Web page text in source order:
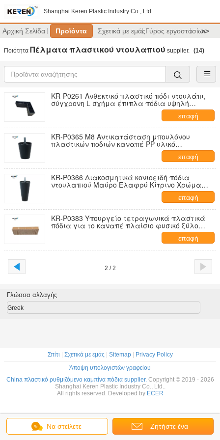
Shanghai Keren Plastic Industry Co., Ltd.
Αρχική Σελίδα Προϊόντα Σχετικά με εμάςΓύρος εργοστασίων
>>
Ποιότητα Πέλματα πλαστικού ντουλαπιού supplier. (14)
KR-P0261 Ανθεκτικό πλαστικό πόδι ντουλάπι,
σύγχρονη L σχήμα έπιπλα πόδια υψηλή
επαφή
KR-P0365 M8 Αντικατάσταση μπουλόνου
πλαστικών ποδιών καναπέ PP υλικό
επαφή
KR-P0366 Διακοσμητικά κονιοειδή πόδια
ντουλαπιού Μαύρο Ελαφρύ Κίτρινο Χρώμα
επαφή
KR-P0383 Υπουργείο τετραγωνικά πλαστικά
πόδια για το καναπέ πλαίσιο φυσικό ξύλο
επαφή
2 / 2
Να στείλετε Ζητήστε ένα
Γλώσσα αλλαγής
Greek
Σπίτι Σχετικά με εμάς Sitemap|
Privacy Policy
Άποψη υπολογιστών γραφείου
China πλαστικό ρυθμιζόμενο καμπίνα πόδια supplier. Copyright © 2019 - 2026
Shanghai Keren Plastic Industry Co., Ltd..
All rights reserved. Developed by ECER